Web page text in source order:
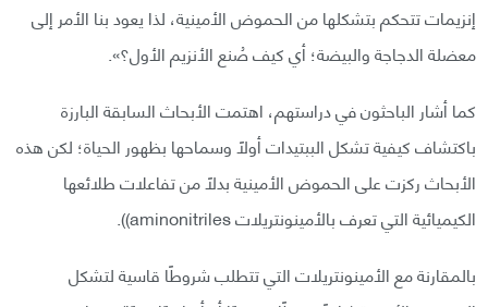
إنزيمات تتحكم بتشكلها من الحموض الأمينية، لذا يعود بنا الأمر إلى
معضلة الدجاجة والبيضة؛ أي كيف صُنع الأنزيم الأول؟».
كما أشار الباحثون في دراستهم، اهتمت الأبحاث السابقة البارزة
باكتشاف كيفية تشكل الببتيدات أولًا وسماحها بظهور الحياة؛ لكن هذه
الأبحاث ركزت على الحموض الأمينية بدلًا من تفاعلات طلائعها
الكيميائية التي تعرف بالأمينونتريلات aminonitriles)).
بالمقارنة مع الأمينونتريلات التي تتطلب شروطًا قاسية لتشكل